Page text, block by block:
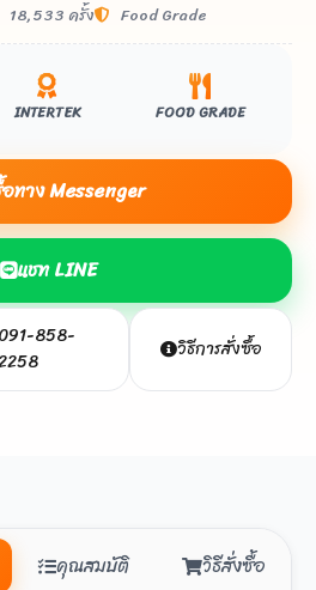
18,533 ครั้ง Food Grade
INTERTEK FOOD GRADE
ทาง Messenger
แชท LINE
091-858-
วิธีการสั่งซื้อ
คุณสมบัติ วิธีสั่งซื้อ